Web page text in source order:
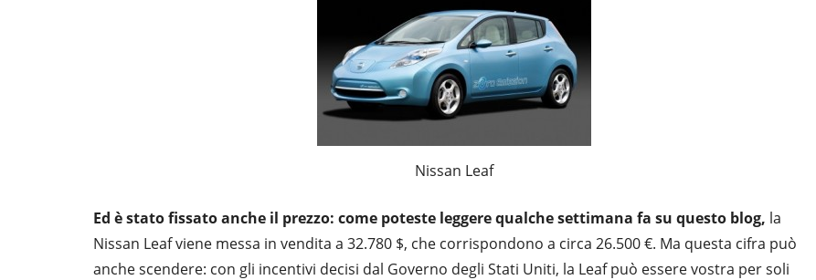
Nissan Leaf
Ed è stato fissato anche il prezzo: come poteste leggere qualche settimana fa su questo blog, la
Nissan Leaf viene messa in vendita a 32.780 $, che corrispondono a circa 26.500 €. Ma questa cifra può
anche scendere: con gli incentivi decisi dal Governo degli Stati Uniti, la Leaf può essere vostra per soli